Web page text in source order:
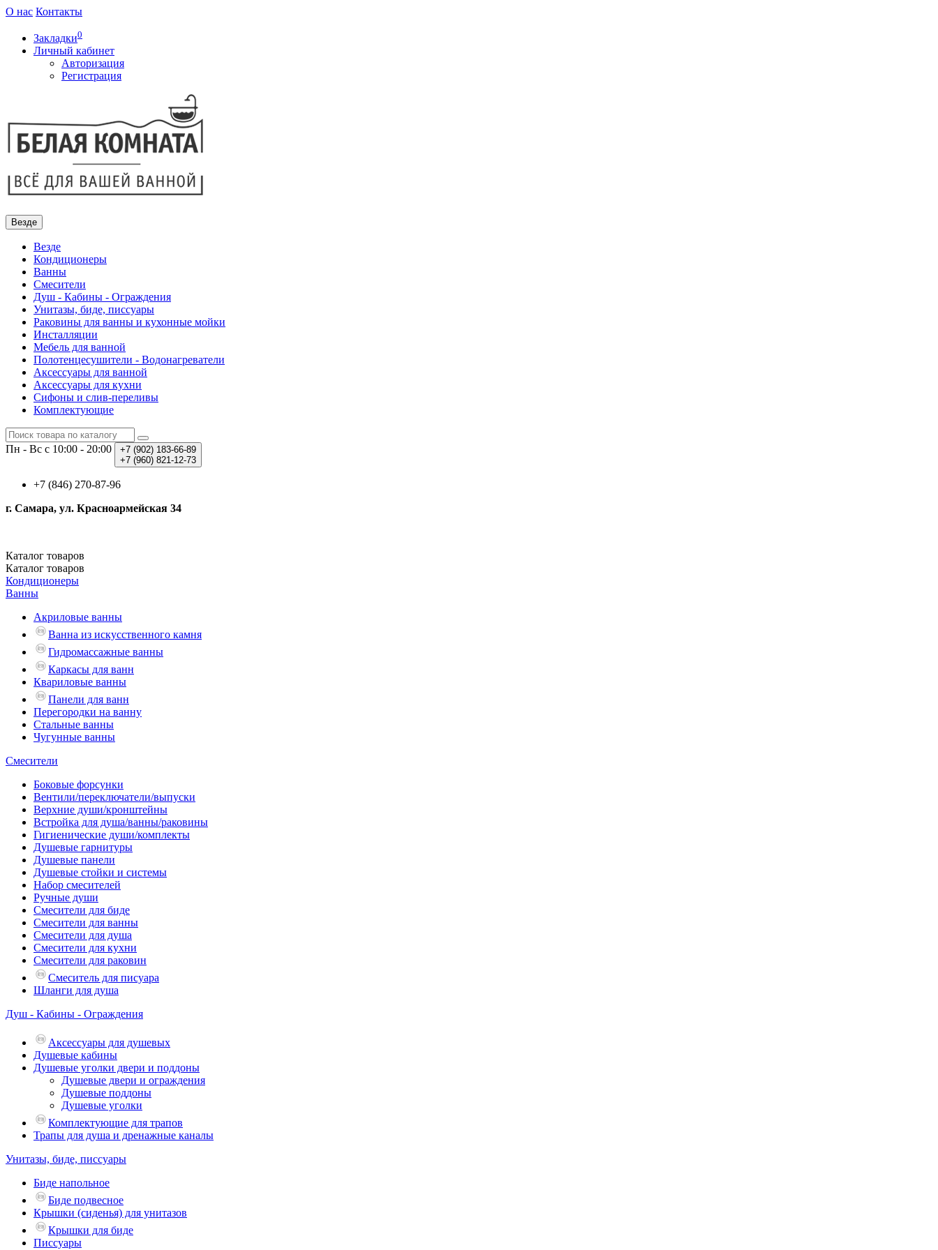
О нас Контакты
Закладки0
Личный кабинет
Авторизация
Регистрация
Везде
Везде
Кондиционеры
Ванны
Смесители
Душ - Кабины - Ограждения
Унитазы, биде, писсуары
Раковины для ванны и кухонные мойки
Инсталляции
Мебель для ванной
Полотенцесушители - Водонагреватели
Аксессуары для ванной
Аксессуары для кухни
Сифоны и слив-переливы
Комплектующие
Пн - Вс с 10:00 - 20:00 +7 (902) 183-66-89
+7 (960) 821-12-73
+7 (846) 270-87-96
г. Самара, ул. Красноармейская 34
Каталог товаров
Каталог товаров
Кондиционеры
Ванны
Акриловые ванны
Ванна из искусственного камня
Гидромассажные ванны
Каркасы для ванн
Квариловые ванны
Панели для ванн
Перегородки на ванну
Стальные ванны
Чугунные ванны
Смесители
Боковые форсунки
Вентили/переключатели/выпуски
Верхние души/кронштейны
Встройка для душа/ванны/раковины
Гигиенические души/комплекты
Душевые гарнитуры
Душевые панели
Душевые стойки и системы
Набор смесителей
Ручные души
Смесители для биде
Смесители для ванны
Смесители для душа
Смесители для кухни
Смесители для раковин
Смеситель для писуара
Шланги для душа
Душ - Кабины - Ограждения
Аксессуары для душевых
Душевые кабины
Душевые уголки двери и поддоны
Душевые двери и ограждения
Душевые поддоны
Душевые уголки
Комплектующие для трапов
Трапы для душа и дренажные каналы
Унитазы, биде, писсуары
Биде напольное
Биде подвесное
Крышки (сиденья) для унитазов
Крышки для биде
Писсуары